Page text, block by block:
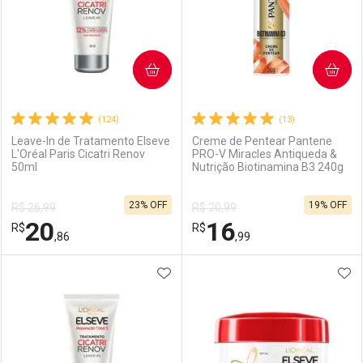
(124)
Leave-In de Tratamento Elseve
L'Oréal Paris Cicatri Renov
50ml
R$ 26,99
R$20,86
23% OFF
COMPRAR
Laboratório
Por Menos
(13)
Creme de Pentear Pantene
PRO-V Miracles Antiqueda &
Nutrição Biotinamina B3 240g
R$ 20,99
R$16,99
19% OFF
COMPRAR
Laboratório
Por Menos
ADICIONAR AOS FAVORITOS